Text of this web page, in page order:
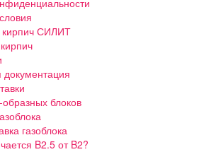
кирпич СИЛИТ
документация
образных блоков
газоблока
B2.5 от B2?